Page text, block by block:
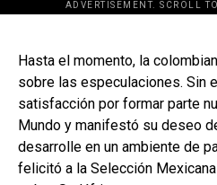
ADVERTISEMENT. SCROLL
[adsforwp
Hasta el momento, la
sobre las especulaciones. Sin
satisfacción por formar parte
Mundo y manifestó su deseo
desarrolle en un ambiente de
felicitó a la Selección